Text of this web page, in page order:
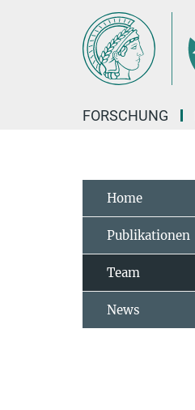
FORSCHUNG
Home
Publikationen
Team
News